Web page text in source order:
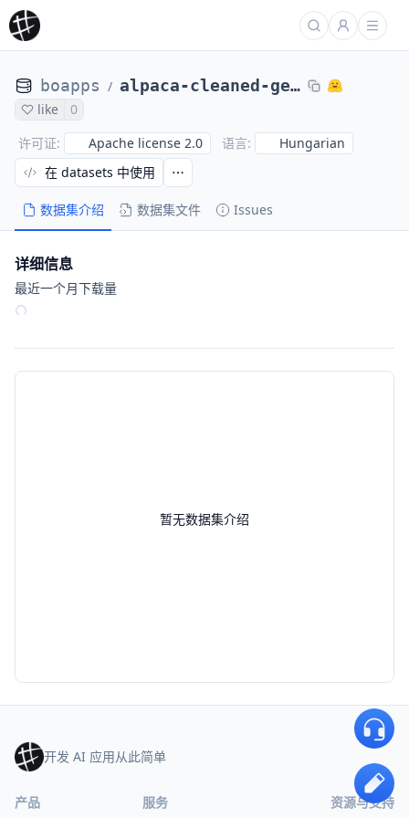
boapps / alpaca-cleaned-gemini-hun-ratings
like
0
许可证: Apache license 2.0 语言: Hungarian
数据集介绍 数据集文件 Issues
在 datasets 中使用
暂无数据集介绍
详细信息
最近一个月下载量
9
开发 AI 应用从此简单
产品 服务 资源与支持